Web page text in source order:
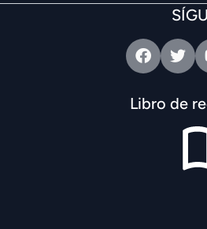
FacebookTwitter
Libro de